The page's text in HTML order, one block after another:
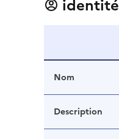
identité
Nom
Description